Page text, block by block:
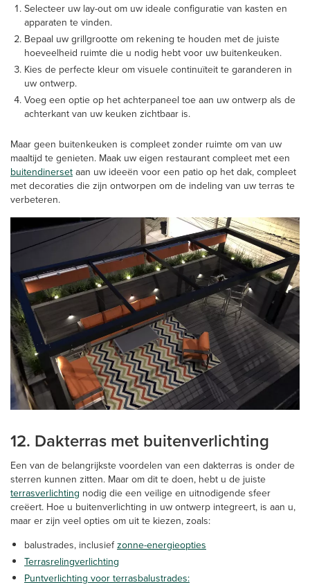
Selecteer uw lay-out om uw ideale configuratie van kasten en
apparaten te vinden.
Bepaal uw grillgrootte om rekening te houden met de juiste
hoeveelheid ruimte die u nodig hebt voor uw buitenkeuken.
Kies de perfecte kleur om visuele continuïteit te garanderen in
uw ontwerp.
Voeg een optie op het achterpaneel toe aan uw ontwerp als de
achterkant van uw keuken zichtbaar is.
Maar geen buitenkeuken is compleet zonder ruimte om van uw
maaltijd te genieten. Maak uw eigen restaurant compleet met een
buitendinersetaan uw ideeën voor een patio op het dak, compleet
met decoraties die zijn ontworpen om de indeling van uw terras te
verbeteren.
12. Dakterras met buitenverlichting
Een van de belangrijkste voordelen van een dakterras is onder de
sterren kunnen zitten. Maar om dit te doen, hebt u de juiste
terrasverlichting nodig die een veilige en uitnodigende sfeer
creëert. Hoe u buitenverlichting in uw ontwerp integreert, is aan u,
maar er zijn veel opties om uit te kiezen, zoals:
balustrades, inclusiefzonne-energieopties
Terrasrelingverlichting
Puntverlichting voor terrasbalustrades: